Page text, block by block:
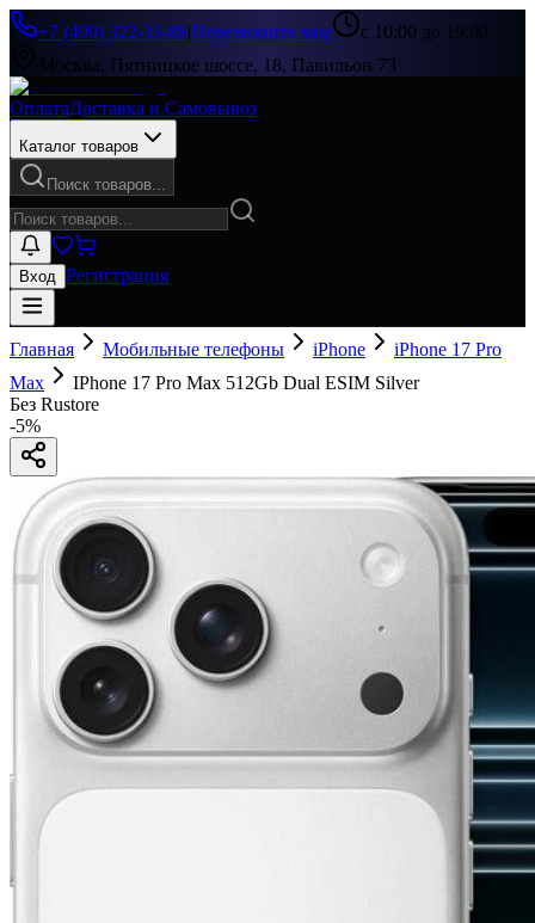
+7 (499) 322-33-86|Перезвоните мне
с 10:00 до 19:00
Москва, Пятницкое шоссе, 18, Павильон 73
ОплатаДоставка и Самовывоз
Каталог товаров
Поиск товаров...
Вход Регистрация
Главная Мобильные телефоны iPhone
iPhone 17 Pro
Max
IPhone 17 Pro Max 512Gb Dual ESIM Silver
Без Rustore
-5%